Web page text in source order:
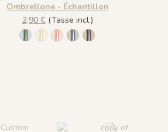
Ombrellone - Échantillon
2,90 €(Tasse incl.)
1138 - Menthe à l'eau
1139 - Limonade
1140 - Grenadine
1141 - Café Glacé
1170 - Café Glacé